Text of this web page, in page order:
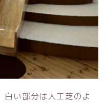
白い部分は人工芝のよ